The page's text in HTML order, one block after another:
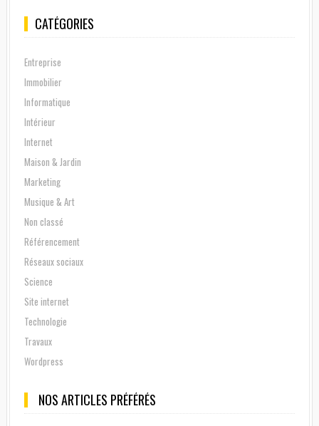
CATÉGORIES
Entreprise
Immobilier
Informatique
Intérieur
Internet
Maison & Jardin
Marketing
Musique & Art
Non classé
Référencement
Réseaux sociaux
Science
Site internet
Technologie
Travaux
Wordpress
NOS ARTICLES PRÉFÉRÉS